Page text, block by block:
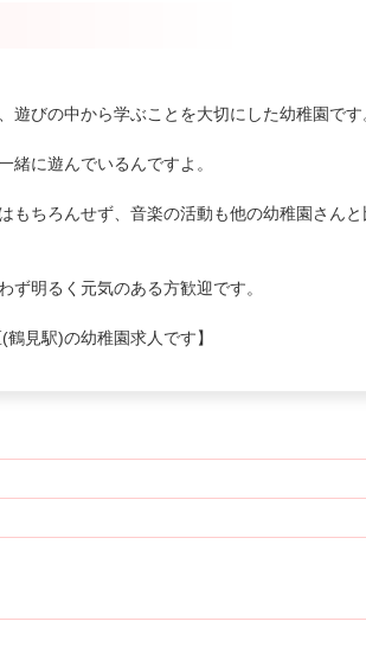
びの中から学ぶことを大切にした幼稚園です
に遊んでいるんですよ。
もちろんせず、音楽の活動も他の幼稚園さん
明るく元気のある方歓迎です。
鶴見駅)の幼稚園求人です】